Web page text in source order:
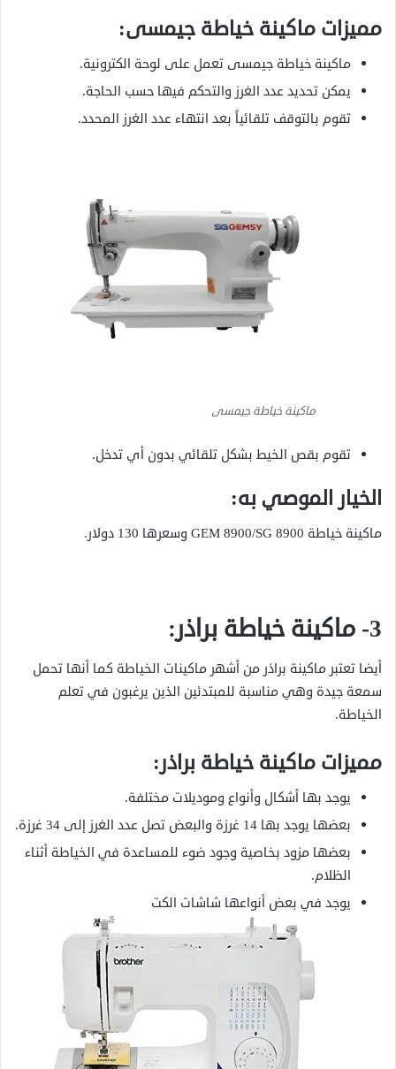
مميزات ماكينة خياطة جيمسى:
ماكينة خياطة جيمسى تعمل على لوحة الكترونية.
يمكن تحديد عدد الغرز والتحكم فيها حسب الحاجة.
تقوم بالتوقف تلقائياً بعد انتهاء عدد الغرز المحدد.
ماكينة خياطة جيمسى
تقوم بقص الخيط بشكل تلقائي بدون أي تدخل.
الخيار الموصي به:
ماكينة خياطة GEM 8900/SG 8900 وسعرها 130 دولار.
3- ماكينة خياطة براذر:
أيضا تعتبر ماكينة براذر من أشهر ماكينات الخياطة كما أنها تحمل
سمعة جيدة وهي مناسبة للمبتدئين الذين يرغبون في تعلم
الخياطة.
مميزات ماكينة خياطة براذر:
يوجد بها أشكال وأنواع وموديلات مختلفة.
بعضها يوجد بها 14 غرزة والبعض تصل عدد الغرز إلى 34 غرزة.
بعضها مزود بخاصية وجود ضوء للمساعدة في الخياطة أثناء
الظلام.
يوجد في بعض أنواعها شاشات الكت